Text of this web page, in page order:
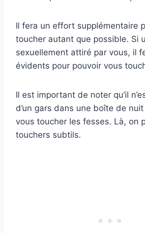
Il fera un effort supplémentaire
toucher autant que possible. Si
sexuellement attiré par vous, il
évidents pour pouvoir vous
Il est important de noter qu’il
d’un gars dans une boîte de
vous toucher les fesses. Là, on
touchers subtils.